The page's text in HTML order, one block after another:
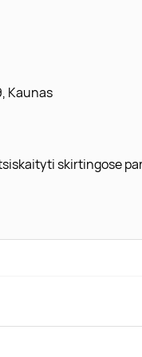
Kaunas
skirtingose